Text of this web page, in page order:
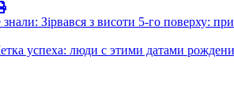
Зірвався з висоти 5-го поверху:
успеха: люди с этими датами